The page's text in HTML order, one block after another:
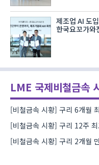
제조업 AI 도
한국요꼬가와
LME 국제비철금속
[비철금속 시황] 구리 6개월
[비철금속 시황] 구리 12주